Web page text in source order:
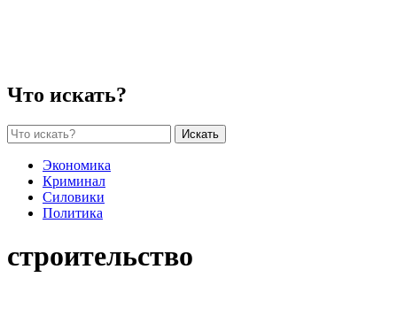
Что искать?
Искать
Экономика
Криминал
Силовики
Политика
строительство